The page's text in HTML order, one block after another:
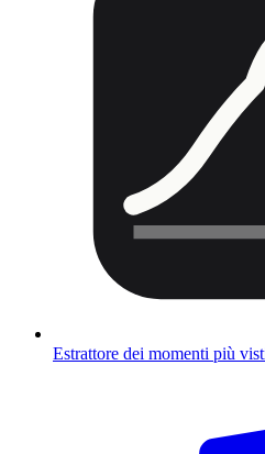
Estrattore dei momenti più